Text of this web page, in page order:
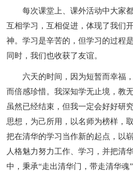
每次课堂上、课外活动中大家
互相学习，互相促进，体现了我们
神。学习是辛苦的，但学习的过程
同时，我们也收获了友谊。
六天的时间，因为短暂而幸福
而倍感珍惜。我深知学无止境，教
虽然已经结束，但我一定会好好研
思想，为己所用，以名师为榜样，
把在清华的学习当作新的起点，以
人格魅力努力工作、学习，并把清
中，秉承“走出清华门，带走清华魂